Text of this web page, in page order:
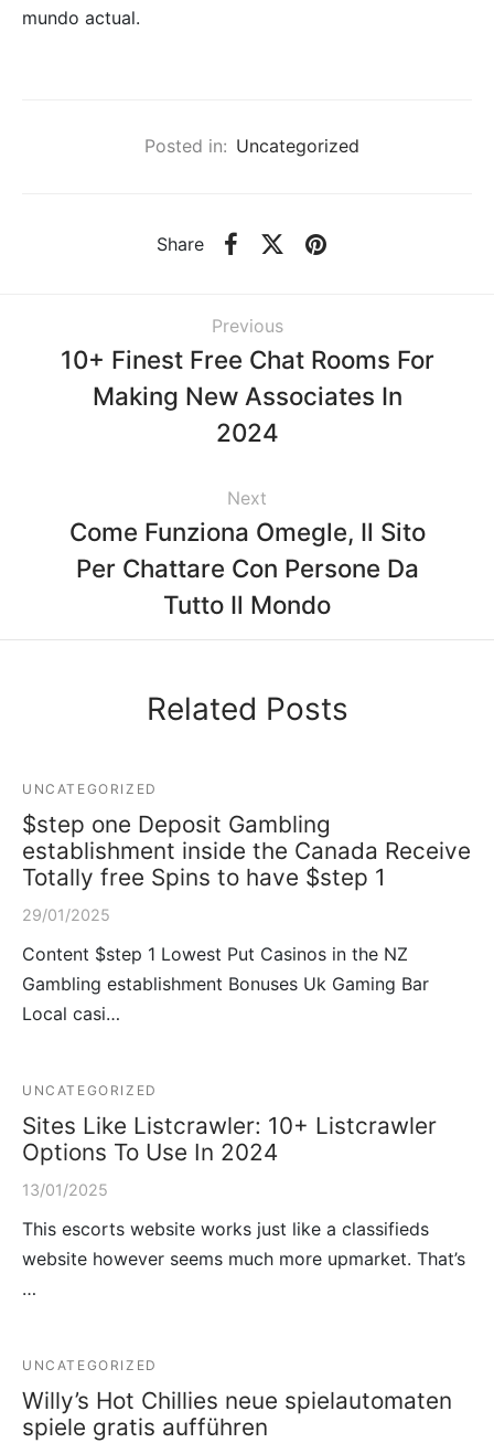
mundo actual.
Posted in: Uncategorized
Share
Previous
10+ Finest Free Chat Rooms For
Making New Associates In
2024
Next
Come Funziona Omegle, Il Sito
Per Chattare Con Persone Da
Tutto Il Mondo
Related Posts
UNCATEGORIZED
$step one Deposit Gambling
establishment inside the Canada Receive
Totally free Spins to have $step 1
29/01/2025
Content $step 1 Lowest Put Casinos in the NZ
Gambling establishment Bonuses Uk Gaming Bar
Local casi…
UNCATEGORIZED
Sites Like Listcrawler: 10+ Listcrawler
Options To Use In 2024
13/01/2025
This escorts website works just like a classifieds
website however seems much more upmarket. That’s
…
UNCATEGORIZED
Willy’s Hot Chillies neue spielautomaten
spiele gratis aufführen